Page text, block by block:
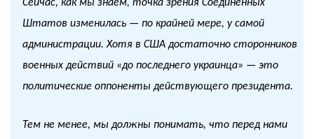
Сейчас, как мы знаем, точка зрения Соединённых
Штатов изменилась — по крайней мере, у самой
администрации. Хотя в США достаточно сторонников
военных действий «до последнего украинца» — это
политические оппоненты действующего президента.
Тем не менее, мы должны понимать, что перед нами